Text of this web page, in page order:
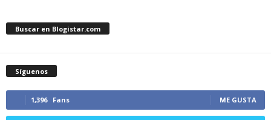
Buscar en Blogistar.com
Síguenos
1,396 Fans ME GUSTA